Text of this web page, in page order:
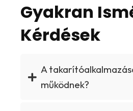
Gyakran
Kérdések
A
működnek?